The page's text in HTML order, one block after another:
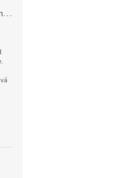
VELO 15 DEN elastické punčochové kalhoty